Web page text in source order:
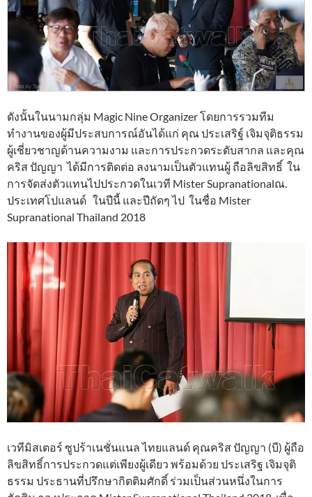
ดังนั้นในนามกลุ่ม Magic Nine Organizer โดยการรวมทีม
ทำงานของผู้มีประสบการณ์อันได้แก่ คุณ ประเสริฐ์ เจิมจุติธรรม
ผู้เชี่ยวชาญด้านความงาม และการประกวดระดับสากล และคุณ
คริส ปัญญา ได้มีการติดต่อ ลงนามเป็นตัวแทนผู้ ถือลิขสิทธิ์ ใน
การจัดส่งตัวแทนไปประกวดในเวที Mister Supranationalณ.
ประเทศโปแลนด์ ในปีนี้ และปีถัดๆ ไป ในชื่อ Mister
Supranational Thailand 2018
เวทีมิสเตอร์ ซูปร้าเนชั่นแนล ไทยแลนด์ คุณคริส ปัญญา (บี) ผู้ถือ
ลิขสิทธิ์การประกวดแต่เพียงผู้เดียว พร้อมด้วย ประเสริฐ เจิมจุติ
ธรรม ประธานที่ปรึกษากิตติมศักดิ์ ร่วมเป็นส่วนหนึ่งในการ